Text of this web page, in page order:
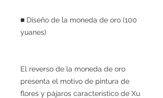
■ Diseño de la moneda de oro (100
yuanes)
El reverso de la moneda de oro
presenta el motivo de pintura de
flores y pájaros característico de Xu